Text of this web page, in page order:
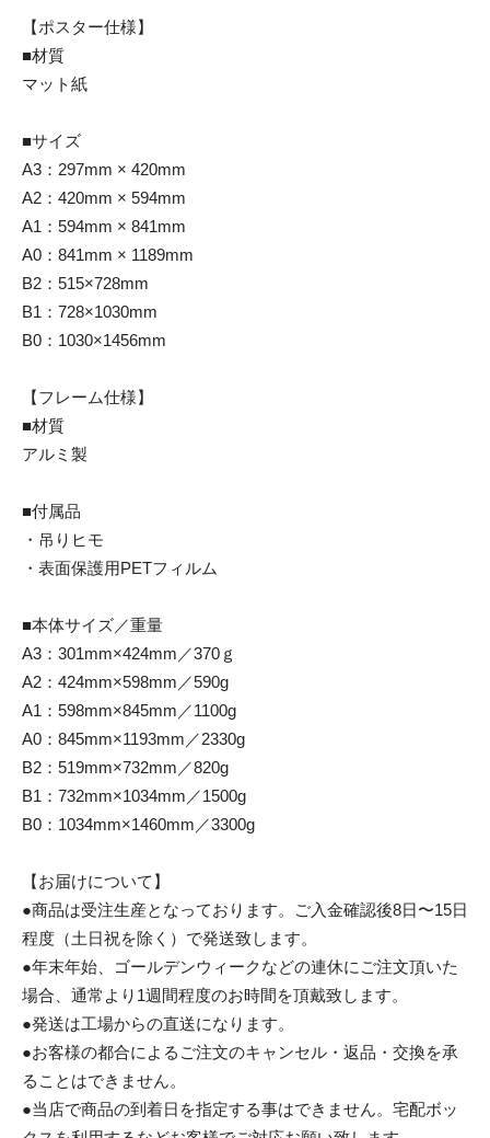
【ポスター仕様】
■材質
マット紙
■サイズ
A3：297mm × 420mm
A2：420mm × 594mm
A1：594mm × 841mm
A0：841mm × 1189mm
B2：515×728mm
B1：728×1030mm
B0：1030×1456mm
【フレーム仕様】
■材質
アルミ製
■付属品
・吊りヒモ
・表面保護用PETフィルム
■本体サイズ／重量
A3：301mm×424mm／370ｇ
A2：424mm×598mm／590g
A1：598mm×845mm／1100g
A0：845mm×1193mm／2330g
B2：519mm×732mm／820g
B1：732mm×1034mm／1500g
B0：1034mm×1460mm／3300g
【お届けについて】
●商品は受注生産となっております。ご入金確認後8日〜15日
程度（土日祝を除く）で発送致します。
●年末年始、ゴールデンウィークなどの連休にご注文頂いた
場合、通常より1週間程度のお時間を頂戴致します。
●発送は工場からの直送になります。
●お客様の都合によるご注文のキャンセル・返品・交換を承
ることはできません。
●当店で商品の到着日を指定する事はできません。宅配ボッ